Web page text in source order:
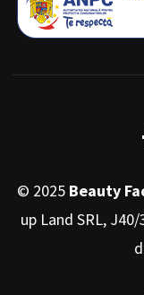
© 2025 Beauty
up Land SRL,